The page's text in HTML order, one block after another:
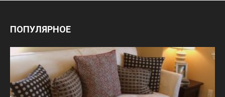
ПОПУЛЯРНОЕ